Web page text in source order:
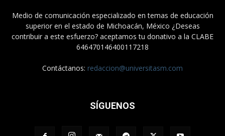
Medio de comunicación especializado en temas de educación
superior en el estado de Michoacán, México ¿Deseas
contribuir a este esfuerzo? aceptamos tu donativo a la CLABE
646470146400117218
Contáctanos: redaccion@universitasm.com
SÍGUENOS